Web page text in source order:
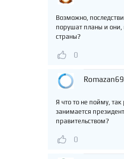
Возможно,
порушат планы и они,
страны?
0
Romazan69
Я что то не пойму,
занимается
правительством?
0